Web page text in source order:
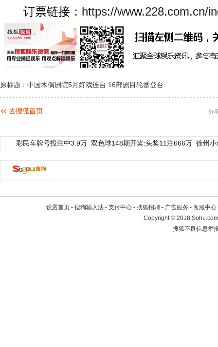
订票链接： https://www.228.com.cn/
原标题：中国木偶剧院5月好戏连台 16部剧目轮番登台
分
彩民车牌号投注中3.9万 双色球148期开奖:头奖11注666万 徐州
设置首页 - 搜狗输入法 - 支付中心 - 搜狐招聘 - 广告服务 - 客服中心
Copyright©2018
搜狐不良信息举